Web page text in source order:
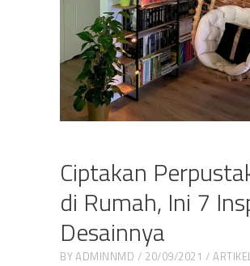
Ciptakan
di Rumah, Ini 7
Desainnya
BYADMINNMD 20/09/2021